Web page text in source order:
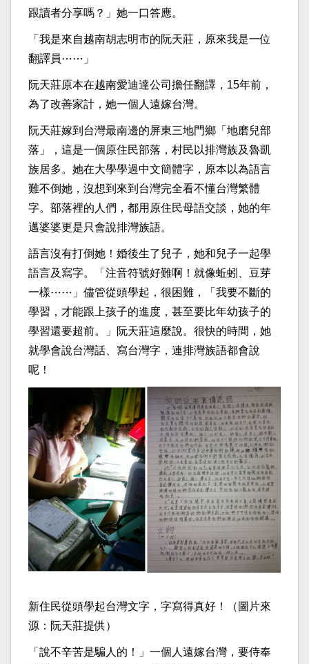
跟讀者分享嗎？」她一口答應。
「我是來自越南胡志明市的阮天莊，原來我是一位
翻譯員⋯⋯」
阮天莊原本在越南愛迪達公司擔任翻譯，15年前，
為了改善家計，她一個人遠嫁台灣。
阮天莊嫁到台灣最南邊的屏東三地門鄉「地磨兒部
落」，這是一個原住民部落，村民以排灣族及魯凱
族居多。她在大學學過中文簡體字，原本以為語言
難不倒她，沒想到來到台灣完全看不懂台灣繁體
字。部落裡的人們，都用原住民母語交談，她的年
邁婆婆更是只會說排灣族語。
語言沒有打倒她！婚後生了兒子，她和兒子一起學
語言及寫字。「注音符號好難啊！就像蚯蚓、豆芽
一樣⋯⋯」儘管從頭學起，很困難，「我要不斷的
學習，才能跟上孩子的進度，甚至要比年幼孩子的
學習還要超前。」阮天莊這麼說。很快的時間，她
就學會說台灣話、寫台灣字，連排灣族語都會說
呢！
新住民從頭學起台灣文字，字寫得真好！（圖片來
源：阮天莊提供）
「說不辛苦是騙人的！」一個人遠嫁台灣，要侍奉